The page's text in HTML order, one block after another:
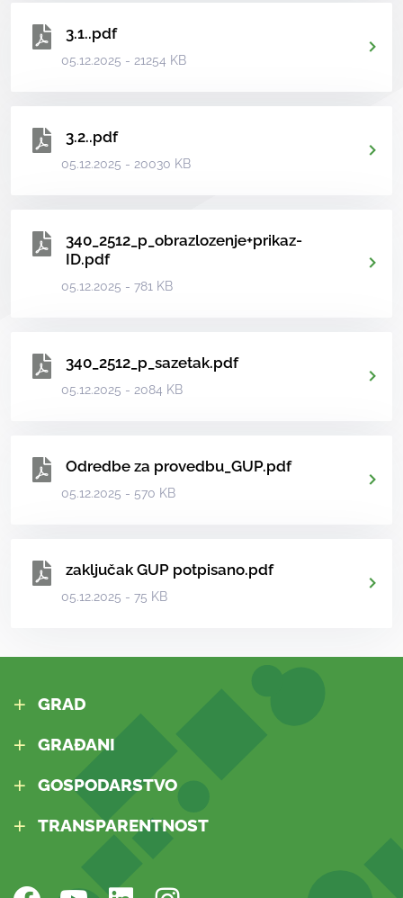
3.1..pdf
05.12.2025 - 21254 KB
3.2..pdf
05.12.2025 - 20030 KB
340_2512_p_obrazlozenje+prikaz-
ID.pdf
05.12.2025 - 781 KB
340_2512_p_sazetak.pdf
05.12.2025 - 2084 KB
Odredbe za provedbu_GUP.pdf
05.12.2025 - 570 KB
zaključak GUP potpisano.pdf
05.12.2025 - 75 KB
GRAD
GRAĐANI
GOSPODARSTVO
TRANSPARENTNOST